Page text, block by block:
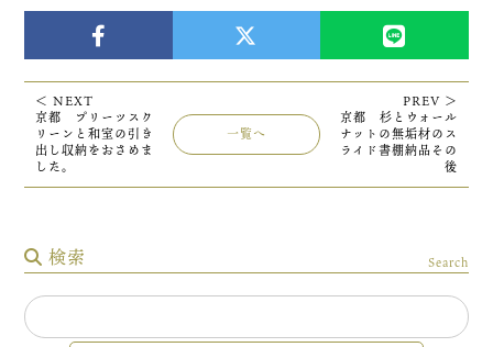
＜ NEXT
京都 プリーツスク
リーンと和室の引き
出し収納をおさめま
した。
一覧へ
PREV ＞
京都 杉とウォール
ナットの無垢材のス
ライド書棚納品その
後
検索 Search